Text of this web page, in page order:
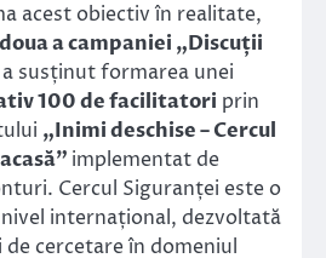
acest obiectiv în realitate,
a campaniei „Discuții
a susținut formarea unei
100 de facilitatori prin
„Inimi deschise – Cercul
implementat de
Cercul Siguranței este o
internațional, dezvoltată
de cercetare în domeniul